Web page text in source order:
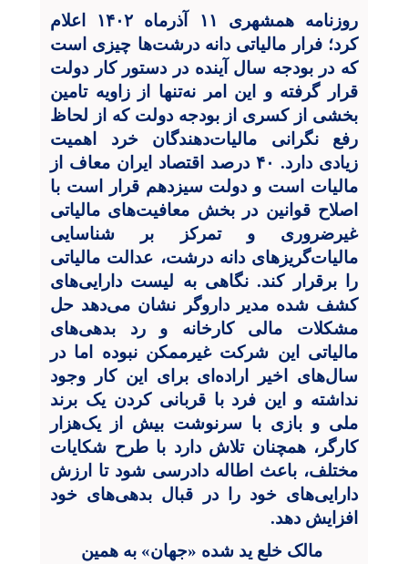
روزنامه همشهری ۱۱ آذرماه ۱۴۰۲ اعلام
کرد؛ فرار مالیاتی دانه درشت‌ها چیزی است
که در بودجه سال آینده در دستور کار دولت
قرار گرفته و این امر نه‌تنها از زاویه تامین
بخشی از کسری از بودجه دولت که از لحاظ
رفع نگرانی مالیات‌دهندگان خرد اهمیت
زیادی دارد. ۴۰ درصد اقتصاد ایران معاف از
مالیات است و دولت سیزدهم قرار است با
اصلاح قوانین در بخش معافیت‌های مالیاتی
غیرضروری و تمرکز بر شناسایی
مالیات‌گریزهای دانه درشت، عدالت مالیاتی
را برقرار کند. نگاهی به لیست دارایی‌های
کشف شده مدیر داروگر نشان می‌دهد حل
مشکلات مالی کارخانه و رد بدهی‌های
مالیاتی این شرکت غیرممکن نبوده اما در
سال‌های اخیر اراده‌ای برای این کار وجود
نداشته و این فرد با قربانی کردن یک برند
ملی و بازی با سرنوشت بیش از یک‌هزار
کارگر، همچنان تلاش دارد با طرح شکایات
مختلف، باعث اطاله دادرسی شود تا ارزش
دارایی‌های خود را در قبال بدهی‌های خود
افزایش دهد.
مالک خلع ید شده «جهان» به همین‌